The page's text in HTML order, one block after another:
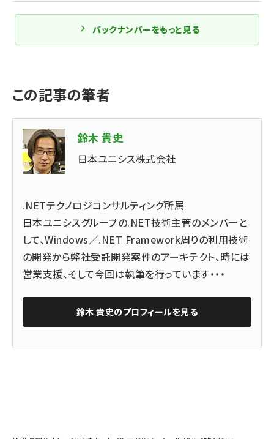
バックナンバーをもっと見る
この記事の筆者
鈴木 貴史
日本ユニシス株式会社
.NETテクノロジコンサルティング所属
日本ユニシスグループの.NET技術主管のメンバーと
して、Windows／.NET Framework周りの利用技術
の開発から弊社受託開発案件のアーキテクト、時には
営業支援、そして今回は執筆を行っています・・・
鈴木 貴史のプロフィールを見る